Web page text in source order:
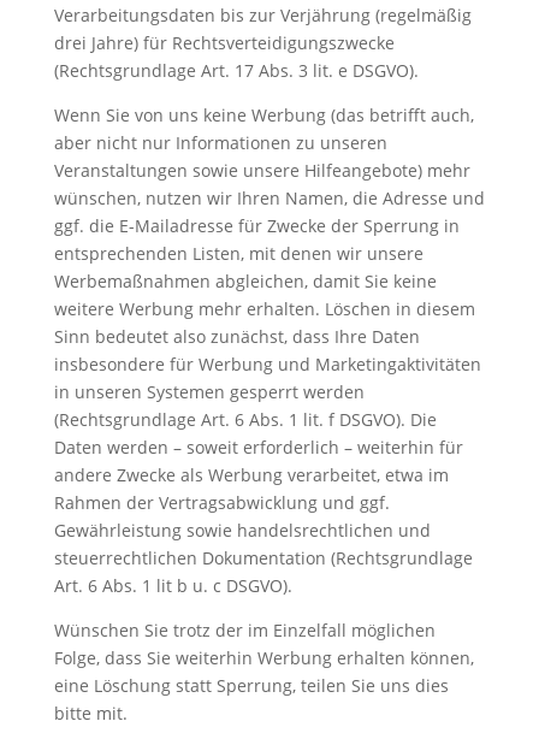
Verarbeitungsdaten bis zur Verjährung (regelmäßig
drei Jahre) für Rechtsverteidigungszwecke
(Rechtsgrundlage Art. 17 Abs. 3 lit. e DSGVO).
Wenn Sie von uns keine Werbung (das betrifft auch,
aber nicht nur Informationen zu unseren
Veranstaltungen sowie unsere Hilfeangebote) mehr
wünschen, nutzen wir Ihren Namen, die Adresse und
ggf. die E-Mailadresse für Zwecke der Sperrung in
entsprechenden Listen, mit denen wir unsere
Werbemaßnahmen abgleichen, damit Sie keine
weitere Werbung mehr erhalten. Löschen in diesem
Sinn bedeutet also zunächst, dass Ihre Daten
insbesondere für Werbung und Marketingaktivitäten
in unseren Systemen gesperrt werden
(Rechtsgrundlage Art. 6 Abs. 1 lit. f DSGVO). Die
Daten werden – soweit erforderlich – weiterhin für
andere Zwecke als Werbung verarbeitet, etwa im
Rahmen der Vertragsabwicklung und ggf.
Gewährleistung sowie handelsrechtlichen und
steuerrechtlichen Dokumentation (Rechtsgrundlage
Art. 6 Abs. 1 lit b u. c DSGVO).
Wünschen Sie trotz der im Einzelfall möglichen
Folge, dass Sie weiterhin Werbung erhalten können,
eine Löschung statt Sperrung, teilen Sie uns dies
bitte mit.